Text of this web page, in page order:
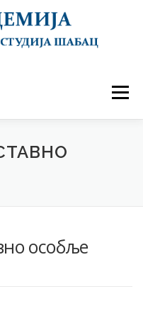
Menu
СТУДЕНТИ
особље